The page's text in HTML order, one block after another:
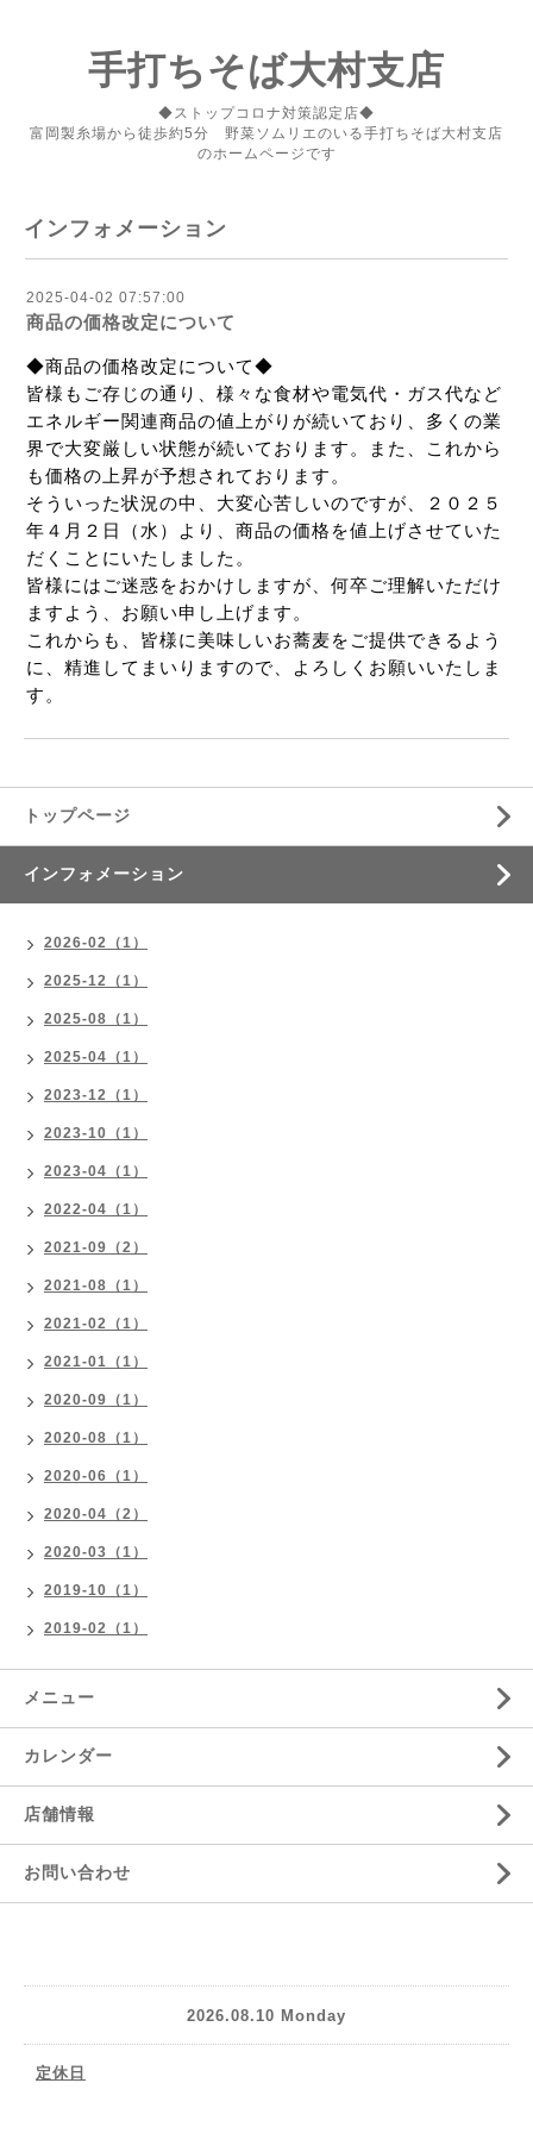
手打ちそば大村支店
◆ストップコロナ対策認定店◆
富岡製糸場から徒歩約5分 野菜ソムリエのいる手打ちそば大村支店
のホームページです
インフォメーション
2025-04-02 07:57:00
商品の価格改定について
◆商品の価格改定について◆
皆様もご存じの通り、様々な食材や電気代・ガス代など
エネルギー関連商品の値上がりが続いており、多くの業
界で大変厳しい状態が続いております。また、これから
も価格の上昇が予想されております。
そういった状況の中、大変心苦しいのですが、２０２５
年４月２日（水）より、商品の価格を値上げさせていた
だくことにいたしました。
皆様にはご迷惑をおかけしますが、何卒ご理解いただけ
ますよう、お願い申し上げます。
これからも、皆様に美味しいお蕎麦をご提供できるよう
に、精進してまいりますので、よろしくお願いいたしま
す。
トップページ
インフォメーション
2026-02（1）
2025-12（1）
2025-08（1）
2025-04（1）
2023-12（1）
2023-10（1）
2023-04（1）
2022-04（1）
2021-09（2）
2021-08（1）
2021-02（1）
2021-01（1）
2020-09（1）
2020-08（1）
2020-06（1）
2020-04（2）
2020-03（1）
2019-10（1）
2019-02（1）
メニュー
カレンダー
店舗情報
お問い合わせ
2026.08.10 Monday
定休日